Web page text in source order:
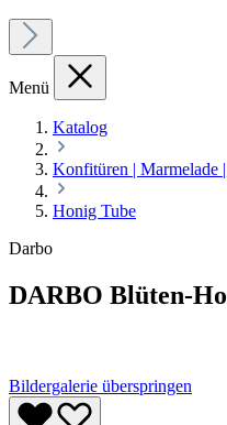
Menü
Katalog
Konfitüren | Marmelade
Honig Tube
Darbo
DARBO Blüten-
Bildergalerie überspringen